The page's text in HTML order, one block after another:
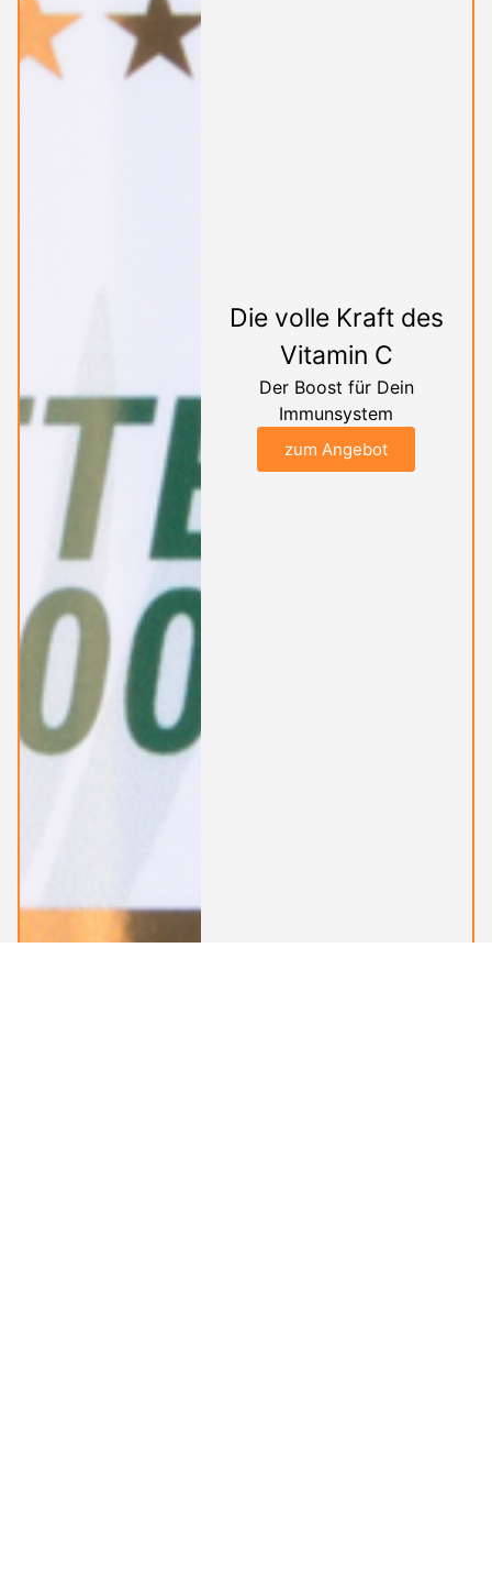
Die volle Kraft des
Vitamin C
Der Boost für Dein
Immunsystem
zum Angebot